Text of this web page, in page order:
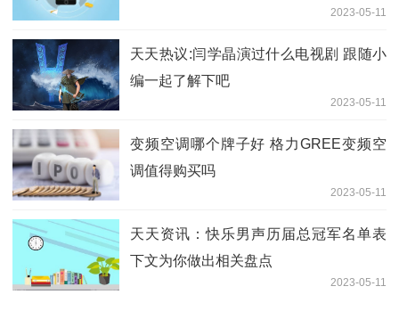
2023-05-11
天天热议:闫学晶演过什么电视剧 跟随小
编一起了解下吧
2023-05-11
变频空调哪个牌子好 格力GREE变频空
调值得购买吗
2023-05-11
天天资讯：快乐男声历届总冠军名单表
下文为你做出相关盘点
2023-05-11